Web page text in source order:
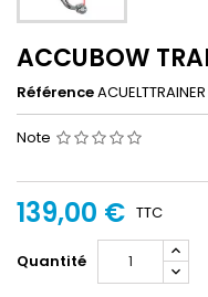
ACCUBOW
RéférenceACUELTTRAINER
Note
139,00 € TTC
Quantité